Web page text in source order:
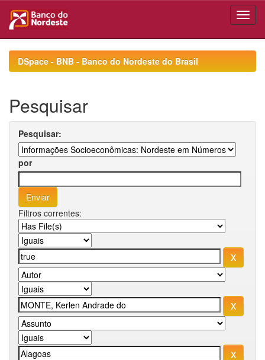
navigationDSpace - BNB - Banco do Nordeste do Brasil
Pesquisar
Pesquisar:
por
Filtros correntes: